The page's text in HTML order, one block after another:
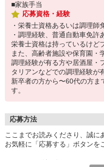
■家族手当
応募資格・経験
・栄養士資格あるいは調理師
・調理経験、普通自動車免許
栄養士資格は持っているけど
また、高齢者施設や保育園・
調理経験が有る方や居酒屋・
タリアンなどでの調理経験が
新卒者の方から〜60代の方ま
す。
応募方法
ここまでお読みくださり、誠に
お気軽に「応募する」ボタンを